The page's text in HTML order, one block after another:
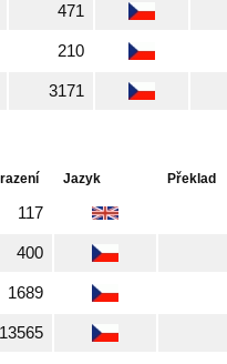
471
210
3171
Jazyk Překlad
117
400
1689
13565